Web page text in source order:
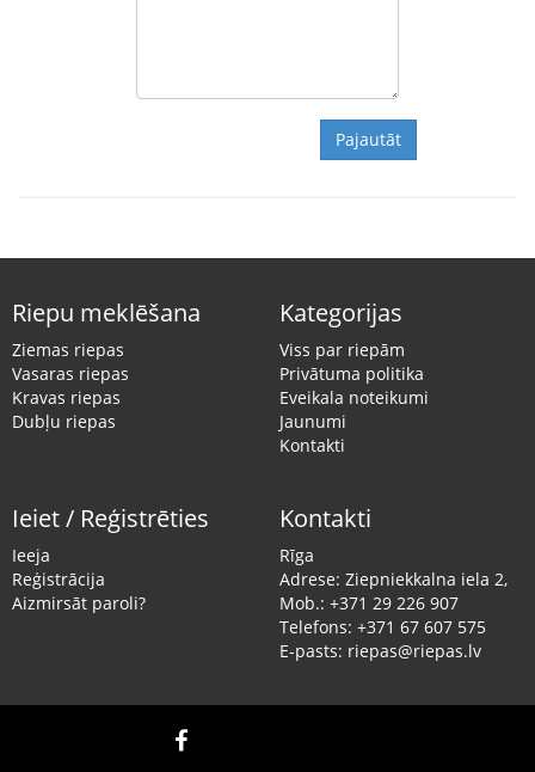
Pajautāt
Riepu meklēšana
Ziemas riepas
Vasaras riepas
Kravas riepas
Dubļu riepas
Kategorijas
Viss par riepām
Privātuma politika
Eveikala noteikumi
Jaunumi
Kontakti
Ieiet / Reģistrēties
Ieeja
Reģistrācija
Aizmirsāt paroli?
Kontakti
Rīga
Adrese: Ziepniekkalna iela 2,
Mob.: +371 29 226 907
Telefons: +371 67 607 575
E-pasts: riepas@riepas.lv